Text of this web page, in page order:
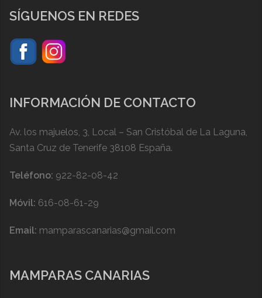
SÍGUENOS EN REDES
INFORMACIÓN DE CONTACTO
Av. los majuelos, 3, Local – San Cristóbal de La Laguna,
Santa Cruz de Tenerife 38108 España.
Teléfono: 922-82-08-42
Móvil: 616-08-61-29
Email: mamparascanarias@gmail.com
MAMPARAS CANARIAS